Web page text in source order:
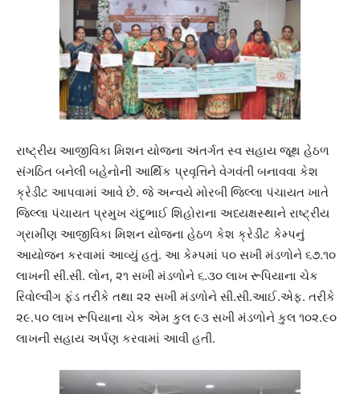
રાષ્ટ્રીય આજીવિકા મિશન યોજના અંતર્ગત સ્વ સહાય જૂથ હેઠળ
સંગઠિત બનેલી બહેનોની આર્થિક પ્રવૃત્તિને વેગવંતી બનાવવા કેશ
ક્રેડીટ આપવામાં આવે છે. જે અન્વયે મોરબી જિલ્લા પંચાયત ખાતે
જિલ્લા પંચાયત પ્રમુખ ચંદુભાઈ શિહોરાના અધ્યક્ષસ્થાને રાષ્ટ્રીય
ગ્રામીણ આજીવિકા મિશન યોજના હેઠળ કેશ ક્રેડીટ કેમ્પનું
આયોજન કરવામાં આવ્યું હતું. આ કેમ્પમાં ૫૦ સખી મંડળોને ૬૭.૧૦
લાખની સી.સી. લોન, ૨૧ સખી મંડળોને ૬.૩૦ લાખ રૂપિયાના ચેક
રિવોલ્વીંગ ફંડ તરીકે તથા ૨૨ સખી મંડળોને સી.સી.આઈ.એફ. તરીકે
૨૯.૫૦ લાખ રૂપિયાના ચેક એમ કુલ ૯૩ સખી મંડળોને કુલ ૧૦૨.૯૦
લાખની સહાય અર્પણ કરવામાં આવી હતી.